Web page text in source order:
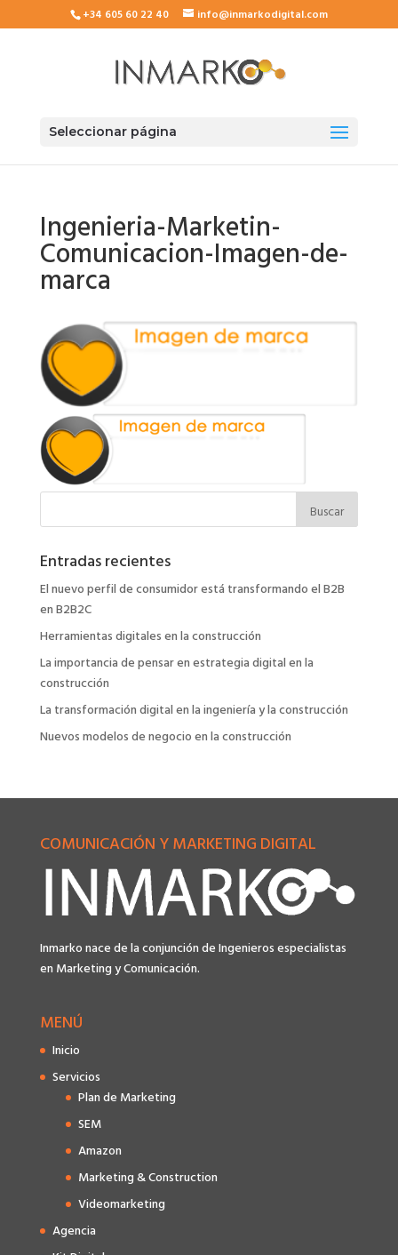
+34 605 60 22 40 info@inmarkodigital.com
Seleccionar página
Ingenieria-Marketin-
Comunicacion-Imagen-de-
marca
Entradas recientes
El nuevo perfil de consumidor está transformando el B2B
en B2B2C
Herramientas digitales en la construcción
La importancia de pensar en estrategia digital en la
construcción
La transformación digital en la ingeniería y la construcción
Nuevos modelos de negocio en la construcción
COMUNICACIÓN Y MARKETING DIGITAL
Inmarko nace de la conjunción de Ingenieros especialistas
en Marketing y Comunicación.
MENÚ
Inicio
Servicios
Plan de Marketing
SEM
Amazon
Marketing & Construction
Videomarketing
Agencia